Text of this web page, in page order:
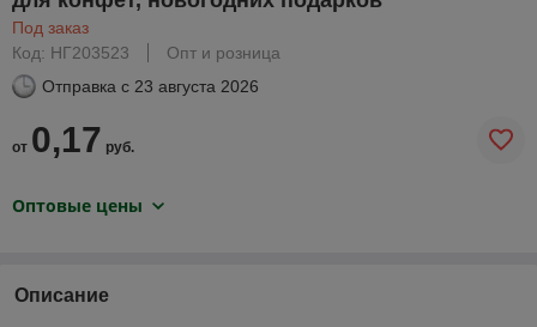
Под заказ
Код: НГ203523
Опт и розница
Отправка с 23 августа 2026
от 0,17 руб.
Оптовые цены
Описание